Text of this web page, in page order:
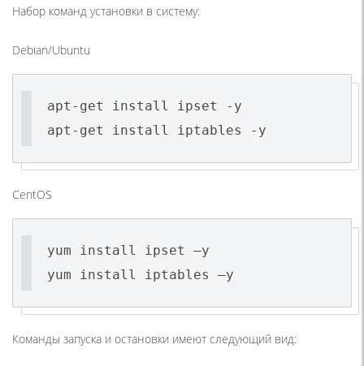
Набор команд установки в систему:
Debian/Ubuntu
apt-get install ipset -y
apt-get install iptables -y
CentOS
yum install ipset –y
yum install iptables –y
Команды запуска и остановки имеют следующий вид: